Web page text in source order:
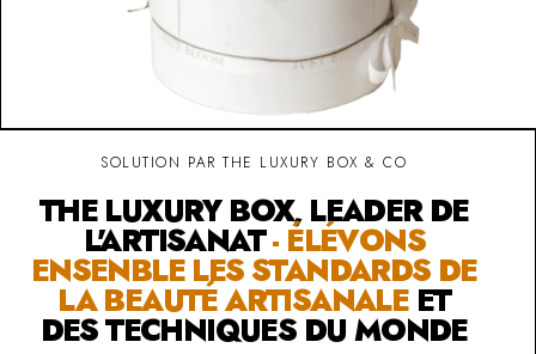
SOLUTION PAR THE LUXURY BOX & CO
THE LUXURY BOX, LEADER DE
L'ARTISANAT- ÉLÉVONS
ENSENBLE LES STANDARDS DE
LA BEAUTÉ ARTISANALE ET
DES TECHNIQUES DU MONDE